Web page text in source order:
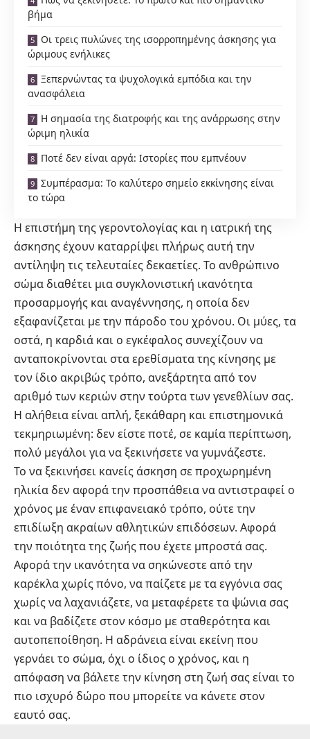
βήμα
Οι τρεις πυλώνες της ισορροπημένης άσκησης για
ώριμους ενήλικες
Ξεπερνώντας τα ψυχολογικά εμπόδια και την
ανασφάλεια
Η σημασία της διατροφής και της ανάρρωσης στην
ώριμη ηλικία
Ποτέ δεν είναι αργά: Ιστορίες που εμπνέουν
Συμπέρασμα: Το καλύτερο σημείο εκκίνησης είναι
το τώρα
Η επιστήμη της γεροντολογίας και η ιατρική της
άσκησης έχουν καταρρίψει πλήρως αυτή την
αντίληψη τις τελευταίες δεκαετίες. Το ανθρώπινο
σώμα διαθέτει μια συγκλονιστική ικανότητα
προσαρμογής και αναγέννησης, η οποία δεν
εξαφανίζεται με την πάροδο του χρόνου. Οι μύες, τα
οστά, η καρδιά και ο εγκέφαλος συνεχίζουν να
ανταποκρίνονται στα ερεθίσματα της κίνησης με
τον ίδιο ακριβώς τρόπο, ανεξάρτητα από τον
αριθμό των κεριών στην τούρτα των γενεθλίων σας.
Η αλήθεια είναι απλή, ξεκάθαρη και επιστημονικά
τεκμηριωμένη: δεν είστε ποτέ, σε καμία περίπτωση,
πολύ μεγάλοι για να ξεκινήσετε να γυμνάζεστε.
Το να ξεκινήσει κανείς άσκηση σε προχωρημένη
ηλικία δεν αφορά την προσπάθεια να αντιστραφεί ο
χρόνος με έναν επιφανειακό τρόπο, ούτε την
επιδίωξη ακραίων αθλητικών επιδόσεων. Αφορά
την ποιότητα της ζωής που έχετε μπροστά σας.
Αφορά την ικανότητα να σηκώνεστε από την
καρέκλα χωρίς πόνο, να παίζετε με τα εγγόνια σας
χωρίς να λαχανιάζετε, να μεταφέρετε τα ψώνια σας
και να βαδίζετε στον κόσμο με σταθερότητα και
αυτοπεποίθηση. Η αδράνεια είναι εκείνη που
γερνάει το σώμα, όχι ο ίδιος ο χρόνος, και η
απόφαση να βάλετε την κίνηση στη ζωή σας είναι το
πιο ισχυρό δώρο που μπορείτε να κάνετε στον
εαυτό σας.